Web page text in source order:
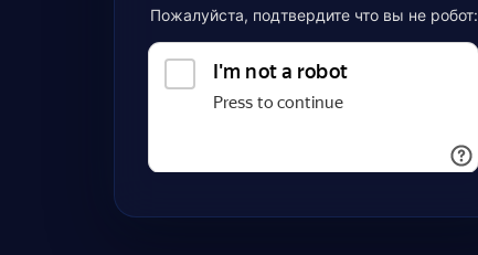
Пожалуйста, подтвердите что вы не робот: